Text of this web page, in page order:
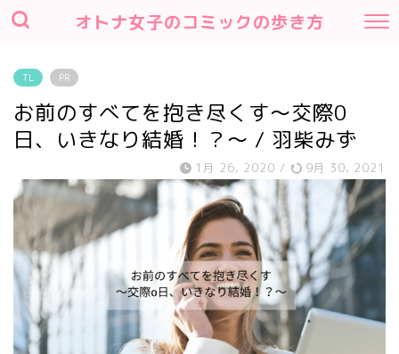
オトナ女子のコミックの歩き方
TL PR
お前のすべてを抱き尽くす～交際0
日、いきなり結婚！？～ / 羽柴みず
1月 26, 2020 / 9月 30, 2021